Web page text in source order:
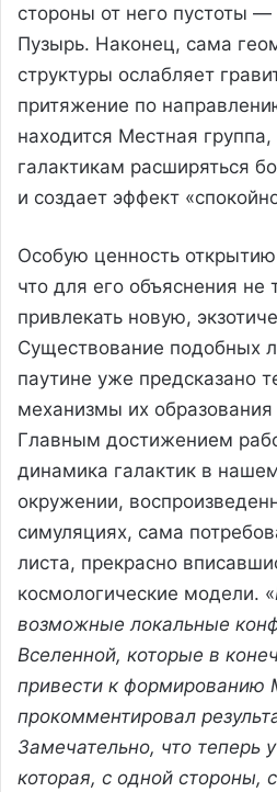
стороны от него пустоты
Пузырь. Наконец, сама
структуры ослабляет
притяжение по
находится Местная
галактикам расширяться
и создает эффект
Особую ценность
что для его объяснения не
привлекать новую,
Существование подобных
паутине уже предсказано
механизмы их образования
Главным достижением
динамика галактик в
окружении,
симуляциях, сама
листа, прекрасно
космологические модели. «
возможные локальные
Вселенной, которые в
привести к формированию
прокомментировал
Замечательно, что теперь
которая, с одной стороны,